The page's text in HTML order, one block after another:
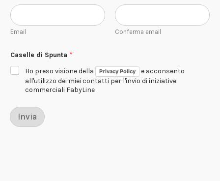
Email Conferma email
e
n
t
p
u
Caselle di Spunta *
Ho preso visione della
Privacy Policy
e acconsento
all'utilizzo dei miei contatti per l'invio di iniziative
commerciali FabyLine
Invia